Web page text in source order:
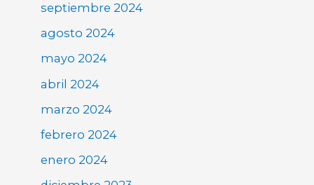
septiembre 2024
agosto 2024
mayo 2024
abril 2024
marzo 2024
febrero 2024
enero 2024